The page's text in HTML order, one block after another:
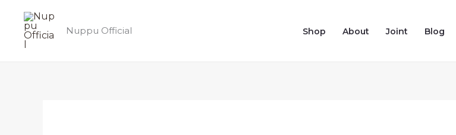
konten
Nuppu Official Shop About Joint Blog